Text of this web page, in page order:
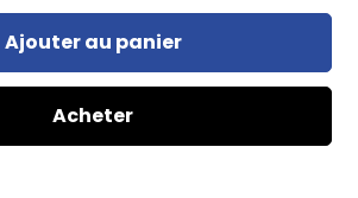
Ajouter au panier
Acheter